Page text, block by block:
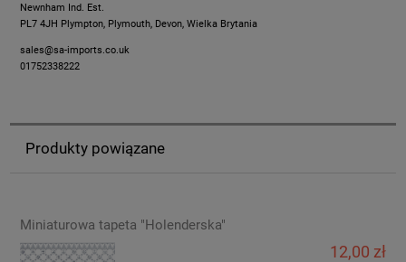
Newnham Ind. Est.
PL7 4JH Plympton, Plymouth, Devon, Wielka Brytania
sales@sa-imports.co.uk
01752338222
Produkty powiązane
Miniaturowa tapeta "Holenderska"
12,00 zł